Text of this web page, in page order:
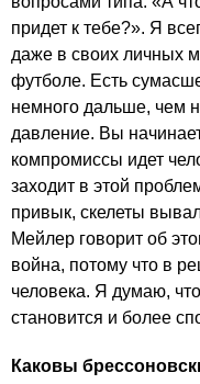
придет к тебе?». Я
даже в своих личных
футболе. Есть
немного дальше, чем
давление. Вы
компромиссы идет
заходит в этой
привык, скелеты
Мейлер говорит об
война, потому что в
человека. Я думаю,
становится и более
Каковы